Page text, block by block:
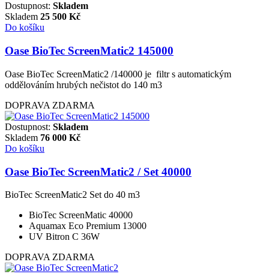
Dostupnost: Skladem
Skladem 25 500 Kč
Do košíku
Oase BioTec ScreenMatic2 145000
Oase BioTec ScreenMatic2 /140000 je filtr s automatickým
oddělováním hrubých nečistot do 140 m3
DOPRAVA ZDARMA
Dostupnost: Skladem
Skladem 76 000 Kč
Do košíku
Oase BioTec ScreenMatic2 / Set 40000
BioTec ScreenMatic2 Set do 40 m3
BioTec ScreenMatic 40000
Aquamax Eco Premium 13000
UV Bitron C 36W
DOPRAVA ZDARMA